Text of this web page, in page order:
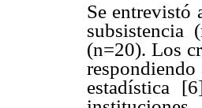
Se entrevistó
subsistencia
(n=20). Los
estadística